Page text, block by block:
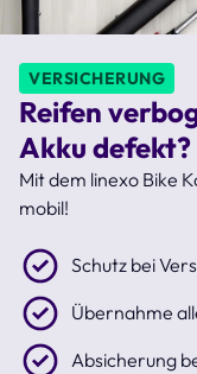
VERSICHERUNG
Reifen
Akku defekt?
Mit dem linexo Bike
mobil!
Schutz bei
Übernahme
Absicherung